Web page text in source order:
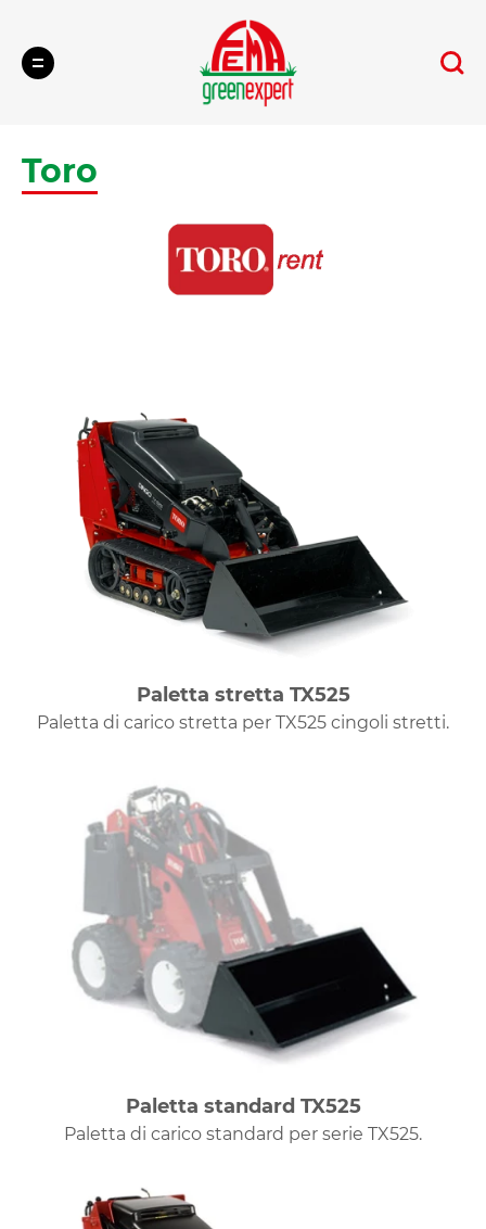
Cerca
Toro
Paletta stretta TX525
Paletta di carico stretta per TX525 cingoli stretti.
Paletta standard TX525
Paletta di carico standard per serie TX525.